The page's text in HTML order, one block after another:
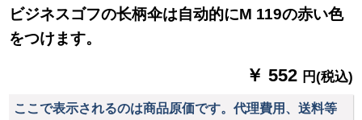
ビジネスゴフの长柄伞は自动的にM 119の赤い色
をつけます。
￥ 552 円(税込)
ここで表示されるのは商品原価です。代理費用、送料等